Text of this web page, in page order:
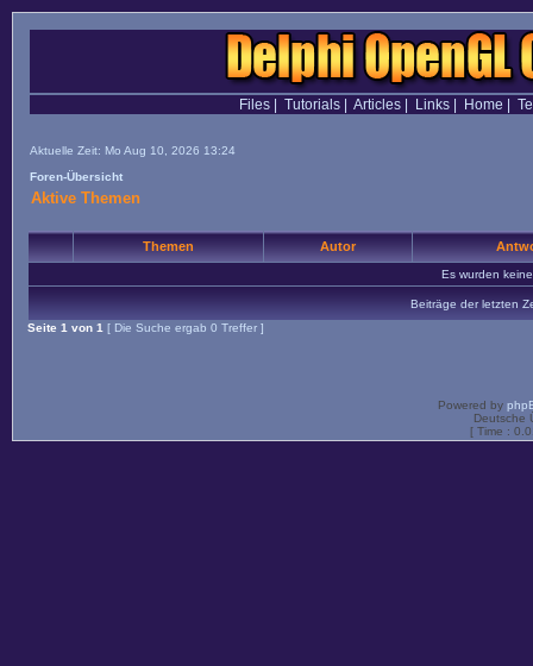
Files| Tutorials| Articles| Links| Home
Aktuelle Zeit: Mo Aug 10, 2026 13:24
Foren-Übersicht
Aktive Themen
Themen Autor
Es wurden
Beiträge der letzten
Seite 1 von 1 [ Die Suche ergab 0 Treffer ]
Powered by
Deutsche
[ Time :